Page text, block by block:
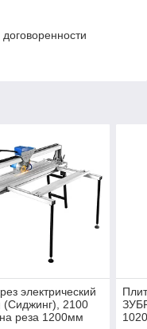
электрический
(Сиджинг), 2100
реза 1200мм